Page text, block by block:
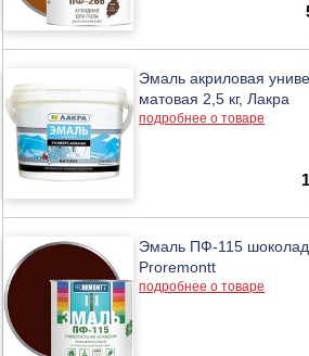
Эмаль акриловая
матовая 2,5 кг, Лакра
подробнее о товаре
Эмаль ПФ-115
Proremontt
подробнее о товаре